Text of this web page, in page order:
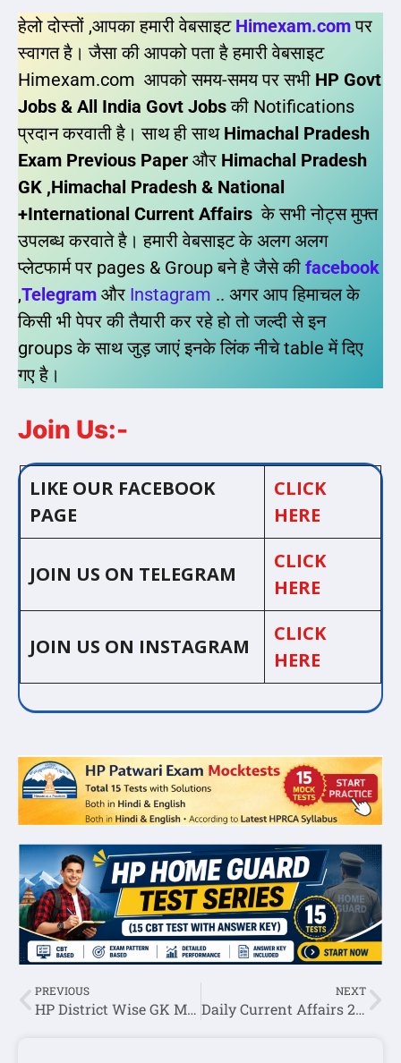
हेलो दोस्तों ,आपका हमारी वेबसाइट Himexam.comपर
स्वागत है। जैसा की आपको पता है हमारी वेबसाइट
Himexam.com आपको समय-समय पर सभी HP Govt
Jobs & All India Govt Jobsकी Notifications
प्रदान करवाती है। साथ ही साथ Himachal Pradesh
Exam Previous Paper और Himachal Pradesh
GK ,Himachal Pradesh & National
+International Current Affairs के सभी नोट्स मुफ्त
उपलब्ध करवाते है। हमारी वेबसाइट के अलग अलग
प्लेटफार्म पर pages & Group बने है जैसे की facebook
,Telegram और Instagram .. अगर आप हिमाचल के
किसी भी पेपर की तैयारी कर रहे हो तो जल्दी से इन
groups के साथ जुड़ जाएं इनके लिंक नीचे table में दिए
गए है।
Join Us:-
LIKE OUR FACEBOOK
PAGE
CLICK
HERE
JOIN US ON TELEGRAM
CLICK
HERE
JOIN US ON INSTAGRAM
CLICK
HERE
PREVIOUS
HP District Wise GK MCQ in Hindi
NEXT
Daily Current Affairs 21 March 2025(National + International + Himachal Pradesh)